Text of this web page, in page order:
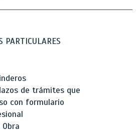
PARTICULARES
de trámites que
con formulario